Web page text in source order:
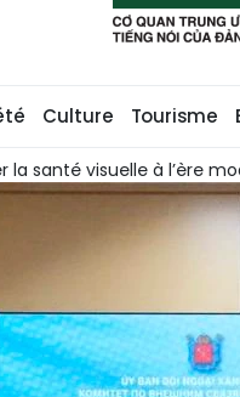
Culture Tourisme
la santé visuelle à l’ère